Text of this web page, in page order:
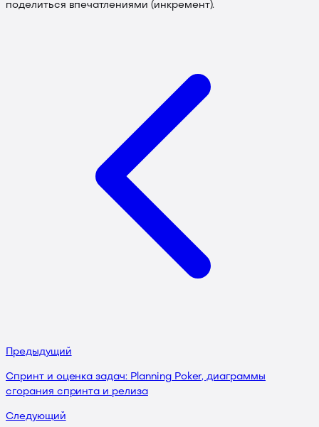
поделиться впечатлениями (инкремент).
Предыдущий
Спринт и оценка задач: Planning Poker, диаграммы
сгорания спринта и релиза
Следующий